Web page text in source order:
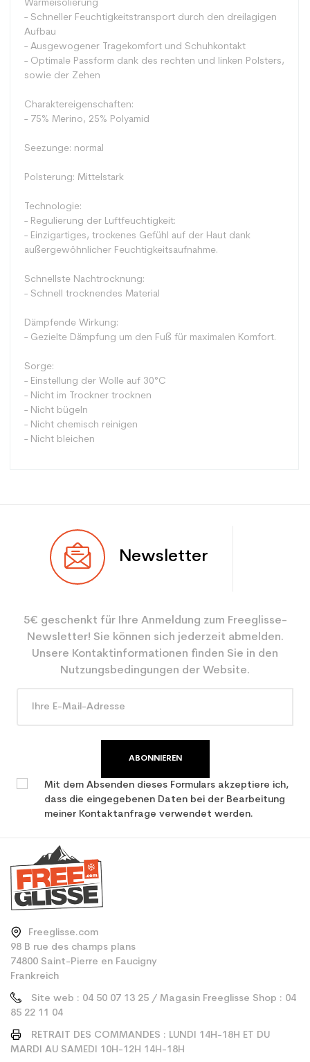
Wärmeisolierung
- Schneller Feuchtigkeitstransport durch den dreilagigen
Aufbau
- Ausgewogener Tragekomfort und Schuhkontakt
- Optimale Passform dank des rechten und linken Polsters,
sowie der Zehen
Charaktereigenschaften:
- 75% Merino, 25% Polyamid
Seezunge: normal
Polsterung: Mittelstark
Technologie:
- Regulierung der Luftfeuchtigkeit:
- Einzigartiges, trockenes Gefühl auf der Haut dank
außergewöhnlicher Feuchtigkeitsaufnahme.
Schnellste Nachtrocknung:
- Schnell trocknendes Material
Dämpfende Wirkung:
- Gezielte Dämpfung um den Fuß für maximalen Komfort.
Sorge:
- Einstellung der Wolle auf 30°C
- Nicht im Trockner trocknen
- Nicht bügeln
- Nicht chemisch reinigen
- Nicht bleichen
Benutzer Frau
Farbe Pink
Type de produit Textile
Newsletter
5€ geschenkt für Ihre Anmeldung zum Freeglisse-
Newsletter! Sie können sich jederzeit abmelden.
Unsere Kontaktinformationen finden Sie in den
Nutzungsbedingungen der Website.
ABONNIEREN
Mit dem Absenden dieses Formulars akzeptiere ich,
dass die eingegebenen Daten bei der Bearbeitung
meiner Kontaktanfrage verwendet werden.
Freeglisse.com
98 B rue des champs plans
74800 Saint-Pierre en Faucigny
Frankreich
Site web : 04 50 07 13 25 / Magasin Freeglisse Shop : 04
85 22 11 04
RETRAIT DES COMMANDES : LUNDI 14H-18H ET DU
MARDI AU SAMEDI 10H-12H 14H-18H